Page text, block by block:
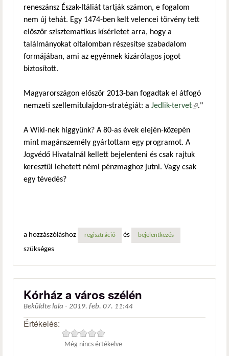
reneszánsz Észak-Itáliát tartják számon, e fogalom
nem új tehát. Egy 1474-ben kelt velencei törvény tett
először szisztematikus kísérletet arra, hogy a
találmányokat oltalomban részesítse szabadalom
formájában, ami az egyénnek kizárólagos jogot
biztosított.
Magyarországon először 2013-ban fogadtak el átfogó
nemzeti szellemitulajdon-stratégiát: a Jedlik-tervet(külső
."
A Wiki-nek higgyünk? A 80-as évek elején-közepén
mint magánszemély gyártottam egy programot. A
Jogvédő Hivatalnál kellett bejelenteni és csak rajtuk
keresztül lehetett némi pénzmaghoz jutni. Vagy csak
egy tévedés?
a hozzászóláshoz regisztráció és bejelentkezés
szükséges
Kórház a város szélén
Beküldte lala - 2019. feb. 07. 11:44
Értékelés:
Még nincs értékelve